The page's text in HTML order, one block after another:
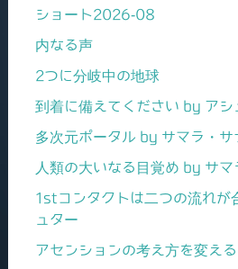
ショート2026-08
内なる声
2つに分岐中の地球
到着に備えてください by アシ
多次元ポータル by サマラ・サ
人類の大いなる目覚め by サ
1stコンタクトは二つの流れが
ュター
アセンションの考え方を変え